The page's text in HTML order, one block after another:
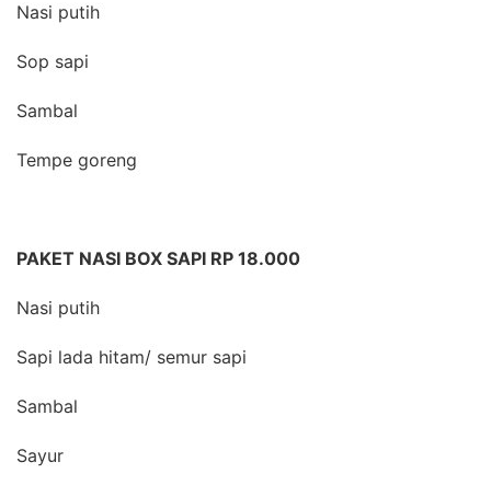
Nasi putih
Sop sapi
Sambal
Tempe goreng
PAKET NASI BOX SAPI RP 18.000
Nasi putih
Sapi lada hitam/ semur sapi
Sambal
Sayur